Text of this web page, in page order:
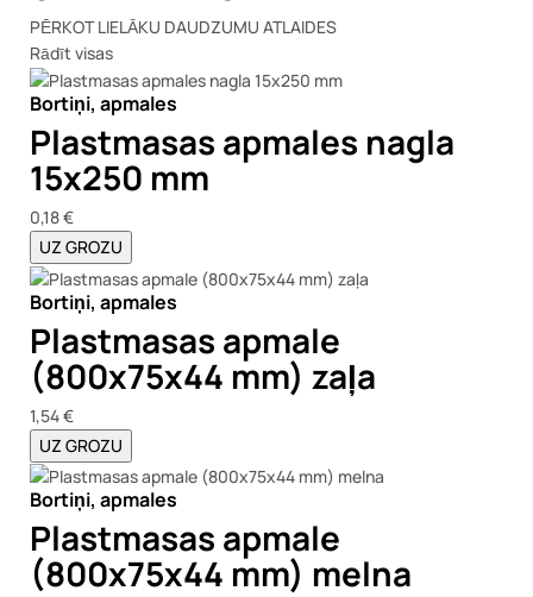
PĒRKOT LIELĀKU DAUDZUMU ATLAIDES
Rādīt visas
Bortiņi, apmales
Plastmasas apmales nagla
15x250 mm
0,18 €
UZ GROZU
Bortiņi, apmales
Plastmasas apmale
(800x75x44 mm) zaļa
1,54 €
UZ GROZU
Bortiņi, apmales
Plastmasas apmale
(800x75x44 mm) melna